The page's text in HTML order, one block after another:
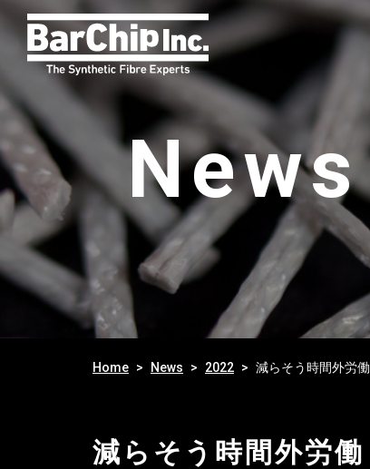
News
Home News 2022 減らそう時間外労働
減らそう時間外労働